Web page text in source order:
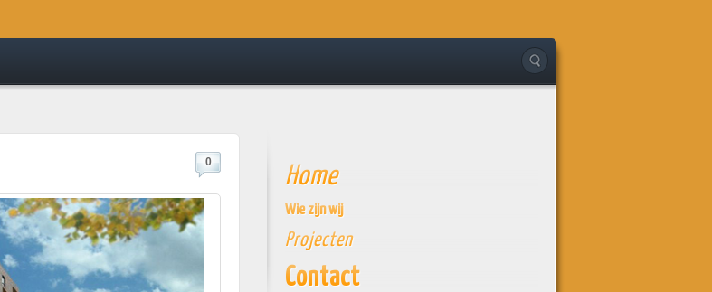
0
Home
Wie zijn wij
Projecten
Contact